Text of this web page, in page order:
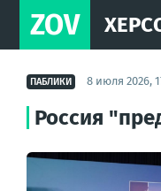
ZOV
ПАБЛИКИ 8 июля 2026,
Россия